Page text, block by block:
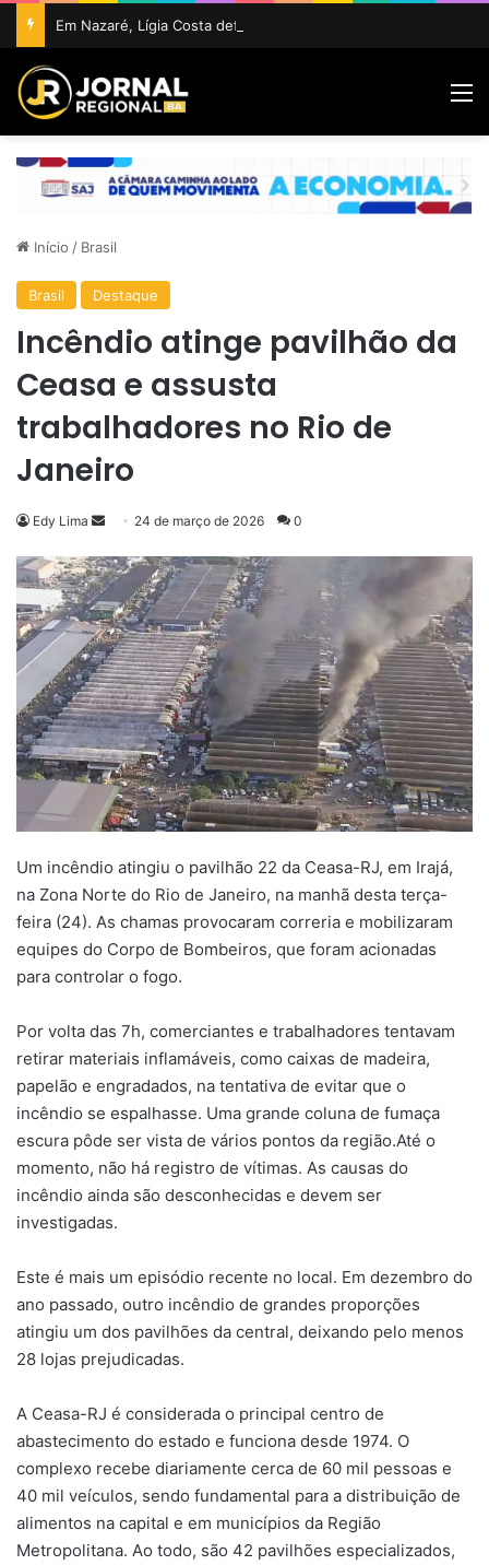
Início / Brasil
Brasil Destaque
Incêndio atinge pavilhão da
Ceasa e assusta
trabalhadores no Rio de
Janeiro
Edy Lima
Mande
e-
mail
24 de março de 2026 0
Um incêndio atingiu o pavilhão 22 da Ceasa-RJ, em Irajá,
na Zona Norte do Rio de Janeiro, na manhã desta terça-
feira (24). As chamas provocaram correria e mobilizaram
equipes do Corpo de Bombeiros, que foram acionadas
para controlar o fogo.
Por volta das 7h, comerciantes e trabalhadores tentavam
retirar materiais inflamáveis, como caixas de madeira,
papelão e engradados, na tentativa de evitar que o
incêndio se espalhasse. Uma grande coluna de fumaça
escura pôde ser vista de vários pontos da região.Até o
momento, não há registro de vítimas. As causas do
incêndio ainda são desconhecidas e devem ser
investigadas.
Este é mais um episódio recente no local. Em dezembro do
ano passado, outro incêndio de grandes proporções
atingiu um dos pavilhões da central, deixando pelo menos
28 lojas prejudicadas.
A Ceasa-RJ é considerada o principal centro de
abastecimento do estado e funciona desde 1974. O
complexo recebe diariamente cerca de 60 mil pessoas e
40 mil veículos, sendo fundamental para a distribuição de
alimentos na capital e em municípios da Região
Metropolitana. Ao todo, são 42 pavilhões especializados,